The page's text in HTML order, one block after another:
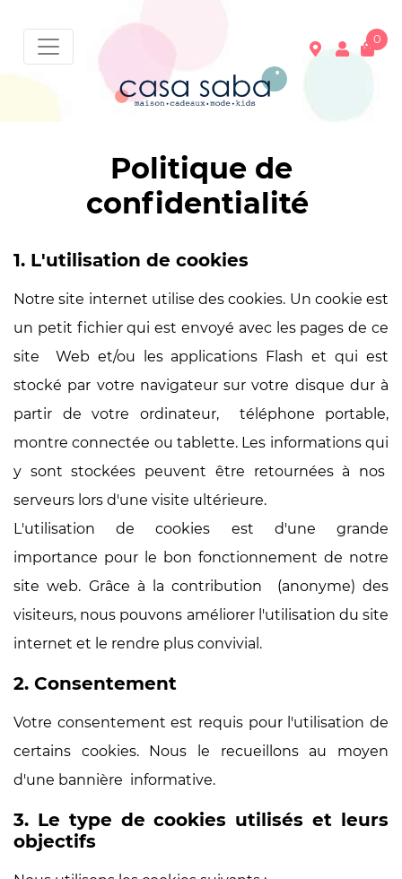
0
Politique de
confidentialité
1. L'utilisation de cookies
Notre site internet utilise des cookies. Un cookie est
un petit fichier qui est envoyé avec les pages de ce
site Web et/ou les applications Flash et qui est
stocké par votre navigateur sur votre disque dur à
partir de votre ordinateur, téléphone portable,
montre connectée ou tablette. Les informations qui
y sont stockées peuvent être retournées à nos
serveurs lors d'une visite ultérieure.
L'utilisation de cookies est d'une grande
importance pour le bon fonctionnement de notre
site web. Grâce à la contribution (anonyme) des
visiteurs, nous pouvons améliorer l'utilisation du site
internet et le rendre plus convivial.
2. Consentement
Votre consentement est requis pour l'utilisation de
certains cookies. Nous le recueillons au moyen
d'une bannière informative.
3. Le type de cookies utilisés et leurs
objectifs